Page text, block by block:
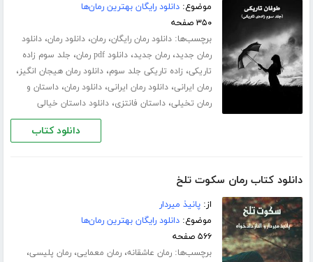
موضوع:دانلود رایگان بهترین رمان‌ها
۳۵۰ صفحه
برچسب‌ها:دانلود رمان رایگان،رمان،دانلود رمان،دانلود
رمان جدید،رمان جدید،دانلود pdf رمان ، جلد سوم زاده
تاریکی، زاده تاریکی جلد سوم،دانلود رمان هیجان انگیز،
رمان ایرانی،دانلود رمان ایرانی،دانلود رمان،داستان و
رمان تخیلی،داستان فانتزی،دانلود داستان خیالی
دانلود کتاب
دانلود کتاب رمان سکوت تلخ
از:پانیذ میردار
موضوع:دانلود رایگان بهترین رمان‌ها
۵۶۶ صفحه
برچسب‌ها:رمان عاشقانه،رمان معمایی،رمان پلیسی،